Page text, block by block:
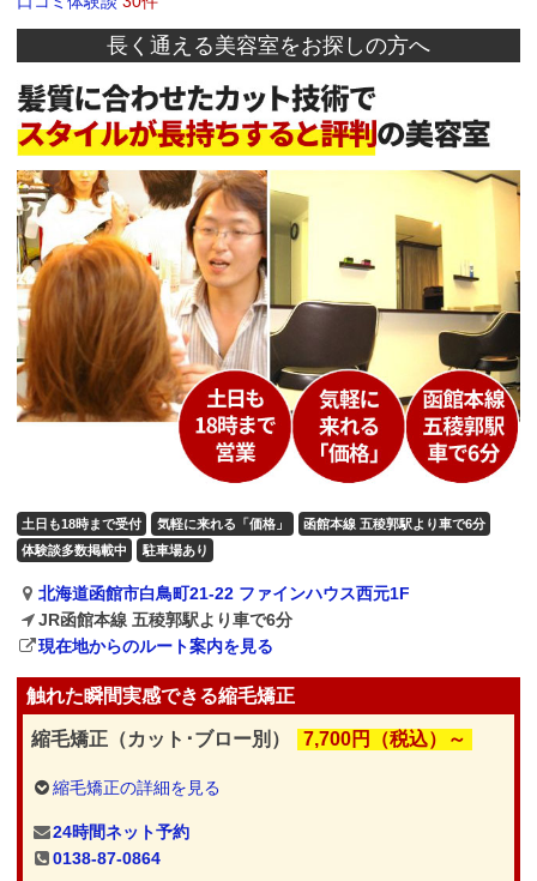
長く通える美容室をお探しの方へ
土日も18時まで受付 気軽に来れる「価格」
函館本線 五稜郭駅より車で6分
体験談多数掲載中
駐車場あり
北海道函館市白鳥町21-22 ファインハウス西元1F
JR函館本線 五稜郭駅より車で6分
現在地からのルート案内を見る
触れた瞬間実感できる縮毛矯正
縮毛矯正（カット･ブロー別） 7,700円（税込）～
縮毛矯正の詳細を見る
24時間ネット予約
0138-87-0864